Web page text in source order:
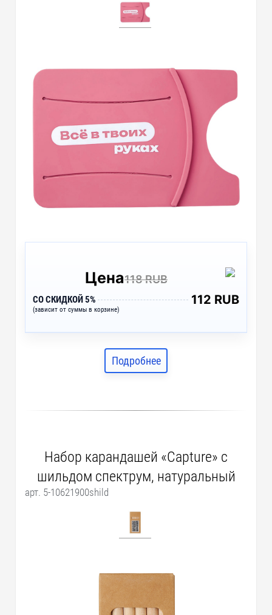
Цена118 RUB
СО СКИДКОЙ 5%
(зависит от суммы в корзине)
112 RUB
Подробнее
Набор карандашей «Capture» с
шильдом спектрум, натуральный
арт. 5-10621900shild